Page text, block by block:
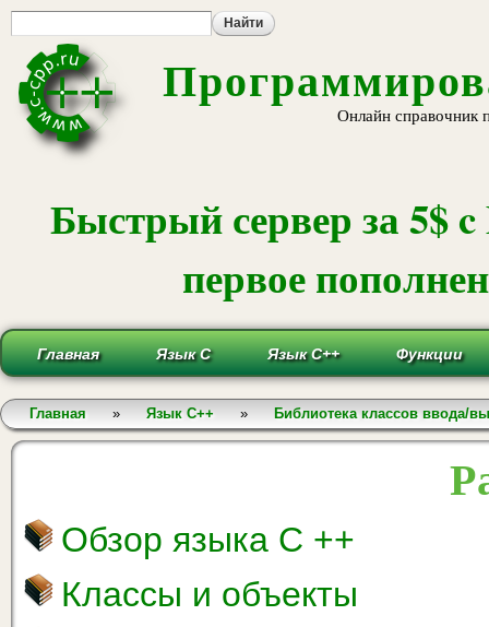
Онлайн справочник
Быстрый сервер за 5$
первое
Главная Язык С Язык С++ Функции
Вы здесь
Главная » Язык С++ » Библиотека классов ввода/
Обзор языка С ++
Классы и объекты